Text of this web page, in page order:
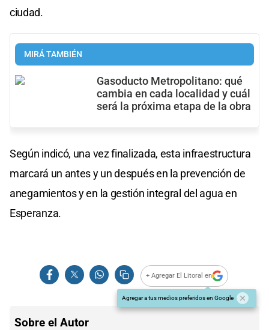
ciudad.
MIRÁ TAMBIÉN
Gasoducto Metropolitano: qué
cambia en cada localidad y cuál
será la próxima etapa de la obra
Según indicó, una vez finalizada, esta infraestructura
marcará un antes y un después en la prevención de
anegamientos y en la gestión integral del agua en
Esperanza.
+ Agregar El Litoral en
Agregar a tus medios preferidos en Google
Sobre el Autor